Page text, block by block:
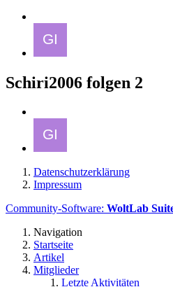
Schiri2006 folgen 2
Datenschutzerklärung
Impressum
Community-Software: WoltLab
Navigation
Startseite
Artikel
Mitglieder
Letzte Aktivitäten